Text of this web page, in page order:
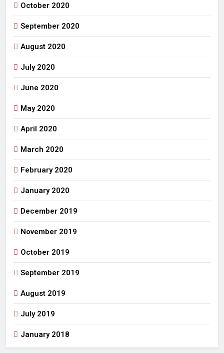
October 2020
September 2020
August 2020
July 2020
June 2020
May 2020
April 2020
March 2020
February 2020
January 2020
December 2019
November 2019
October 2019
September 2019
August 2019
July 2019
January 2018